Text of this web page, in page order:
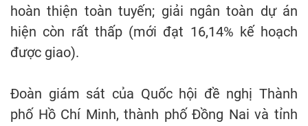
hoàn thiện toàn tuyến; giải ngân toàn dự án
hiện còn rất thấp (mới đạt 16,14% kế hoạch
được giao).
Đoàn giám sát của Quốc hội đề nghị Thành
phố Hồ Chí Minh, thành phố Đồng Nai và tỉnh